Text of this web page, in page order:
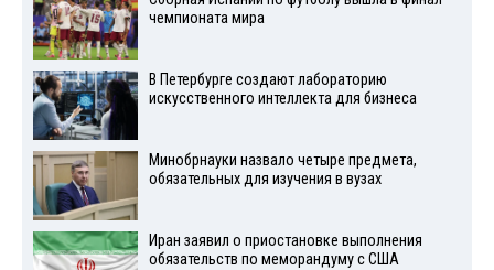
чемпионата мира
В Петербурге создают лабораторию
искусственного интеллекта для бизнеса
Минобрнауки назвало четыре предмета,
обязательных для изучения в вузах
Иран заявил о приостановке выполнения
обязательств по меморандуму с США